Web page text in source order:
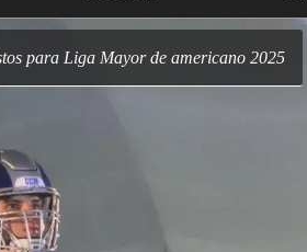
para Liga Mayor de americano 2025